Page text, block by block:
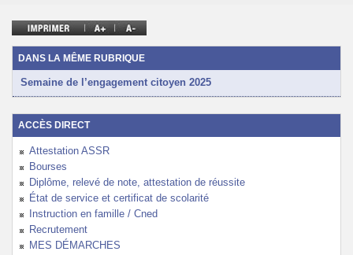
DANS LA MÊME RUBRIQUE
Semaine de l’engagement citoyen 2025
ACCÈS DIRECT
Attestation ASSR
Bourses
Diplôme, relevé de note, attestation de réussite
État de service et certificat de scolarité
Instruction en famille / Cned
Recrutement
MES DÉMARCHES